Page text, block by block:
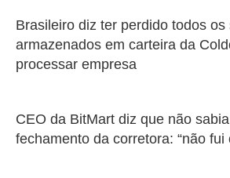
Brasileiro diz ter perdido todos
armazenados em carteira da
processar empresa
CEO da BitMart diz que não
fechamento da corretora: “não fui